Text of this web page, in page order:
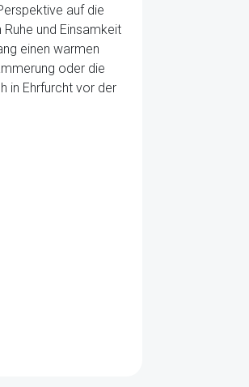
auf die
und Einsamkeit
einen warmen
oder die
in Ehrfurcht vor der